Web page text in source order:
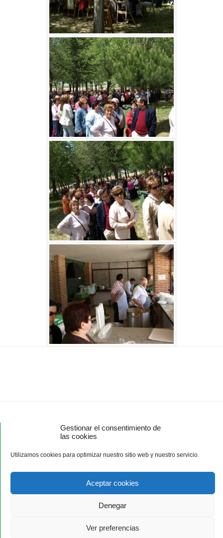
Gestionar el consentimiento de
las cookies
Utilizamos cookies para optimizar nuestro sitio web y nuestro servicio.
Aceptar cookies
Denegar
Ver preferencias
ASAJA Ávila - Jóvenes Agricultores
+34 920 100 857 ·asaja@asajaavila.com